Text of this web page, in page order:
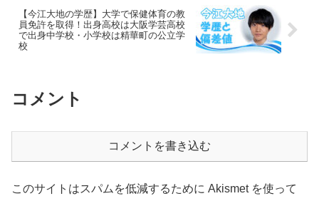
【今江大地の学歴】大学で保健体育の教
員免許を取得！出身高校は大阪学芸高校
で出身中学校・小学校は精華町の公立学
校
コメント
コメントを書き込む
このサイトはスパムを低減するために Akismet を使って